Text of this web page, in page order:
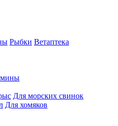
Рыбки Ветаптека
Для морских свинок
Для хомяков